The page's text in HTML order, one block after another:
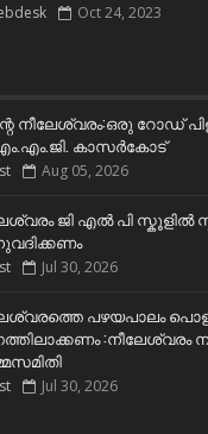
Oct 24, 2023
നീലേശ്വരം:ഒരു റോഡ്
കാസർകോട്
Aug 05, 2026
ജി എൽ പി
Jul 30, 2026
പഴയപാലം
Jul 30, 2026